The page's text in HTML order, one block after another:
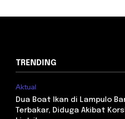
TRENDING
Aktual
Dua Boat Ikan di Lampulo
Terbakar, Diduga Akibat